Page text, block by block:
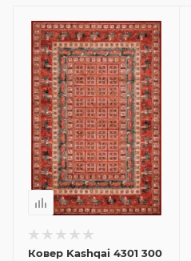
Ковер Kashqai 4301 300